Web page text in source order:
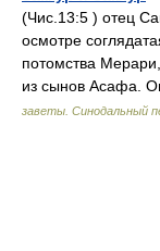
(Чис.13:5 ) отец
осмотре
потомства
из сынов Асафа.
заветы. Синодальный